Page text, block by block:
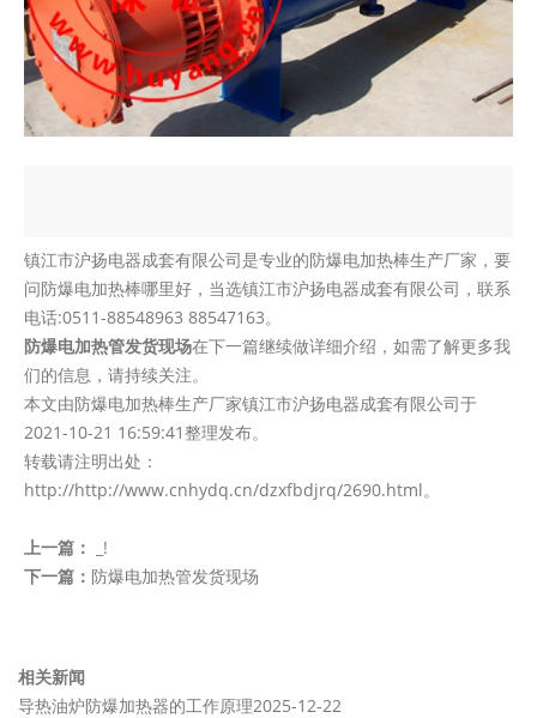
镇江市沪扬电器成套有限公司是专业的防爆电加热棒生产厂家，要
问防爆电加热棒哪里好，当选镇江市沪扬电器成套有限公司，联系
电话:0511-88548963 88547163。
防爆电加热管发货现场在下一篇继续做详细介绍，如需了解更多我
们的信息，请持续关注。
本文由防爆电加热棒生产厂家镇江市沪扬电器成套有限公司于
2021-10-21 16:59:41整理发布。
转载请注明出处：
http://http://www.cnhydq.cn/dzxfbdjrq/2690.html。
上一篇：
_!
下一篇： 防爆电加热管发货现场
相关新闻
导热油炉防爆加热器的工作原理2025-12-22